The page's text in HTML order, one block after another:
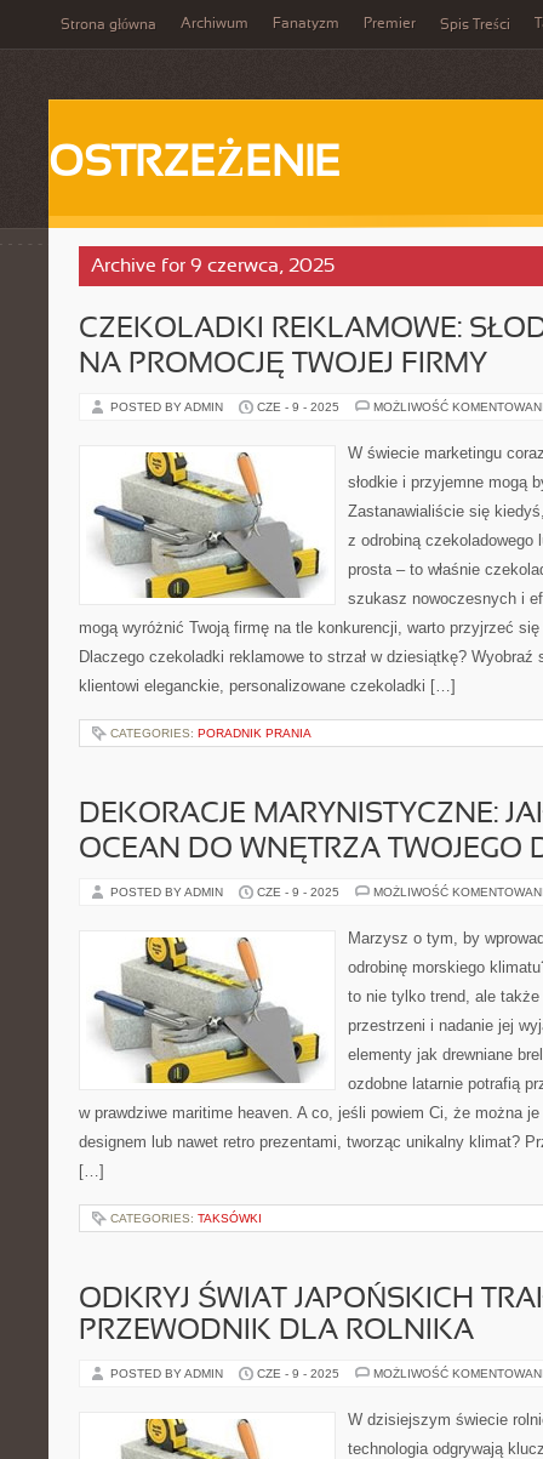
Strona główna Archiwum Fanatyzm Premier Spis Treści
OSTRZEŻENIE
Archive for 9 czerwca, 2025
CZEKOLADKI REKLAMOWE:
NA PROMOCJĘ TWOJEJ FIRMY
POSTED BY ADMIN CZE - 9 - 2025 MOŻLIWOŚĆ
W świecie marketingu
słodkie i przyjemne mogą
Zastanawialiście się
z odrobiną czekoladowego
prosta – to właśnie
szukasz nowoczesnych i
mogą wyróżnić Twoją firmę na tle konkurencji, warto przyjrzeć
Dlaczego czekoladki reklamowe to strzał w dziesiątkę?
klientowi eleganckie, personalizowane czekoladki […]
CATEGORIES: PORADNIK PRANIA
DEKORACJE MARYNISTYCZNE:
OCEAN DO WNĘTRZA TWOJEGO
POSTED BY ADMIN CZE - 9 - 2025 MOŻLIWOŚĆ
Marzysz o tym, by
odrobinę morskiego
to nie tylko trend, ale
przestrzeni i nadanie jej
elementy jak drewniane
ozdobne latarnie potrafią
w prawdziwe maritime heaven. A co, jeśli powiem Ci, że można
designem lub nawet retro prezentami, tworząc unikalny klimat?
[…]
CATEGORIES: TAKSÓWKI
ODKRYJ ŚWIAT JAPOŃSKICH
PRZEWODNIK DLA ROLNIKA
POSTED BY ADMIN CZE - 9 - 2025 MOŻLIWOŚĆ
W dzisiejszym świecie
technologia odgrywają